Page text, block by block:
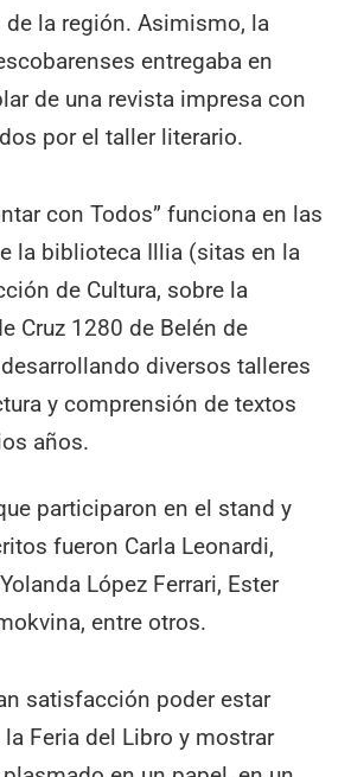
de la región. Asimismo, la
entregaba en
de una revista impresa con
por el taller literario.
con Todos” funciona en las
la biblioteca Illia (sitas en la
de Cultura, sobre la
Cruz 1280 de Belén de
diversos talleres
y comprensión de textos
años.
participaron en el stand y
fueron Carla Leonardi,
López Ferrari, Ester
entre otros.
satisfacción poder estar
Feria del Libro y mostrar